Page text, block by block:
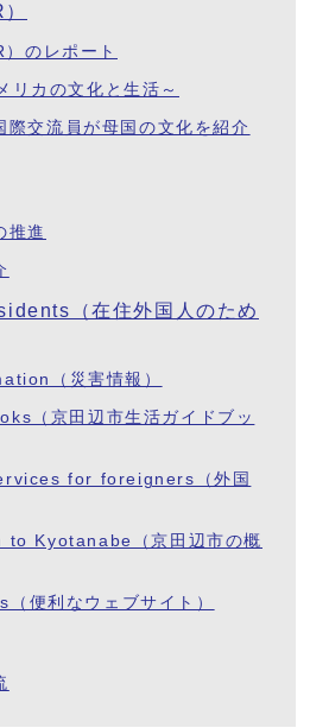
のレポート
リカの文化と生活～
際交流員が母国の文化を紹介
推進
（在住外国人のため
（災害情報）
（京田辺市生活ガイドブッ
for foreigners（外国
Kyotanabe（京田辺市の概
便利なウェブサイト）